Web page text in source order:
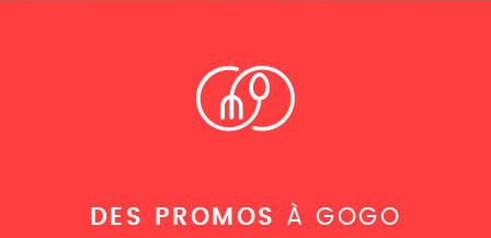
DES PROMOS À GOGO